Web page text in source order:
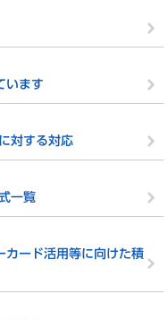
います
対する対応
一覧
カード活用等に向けた積